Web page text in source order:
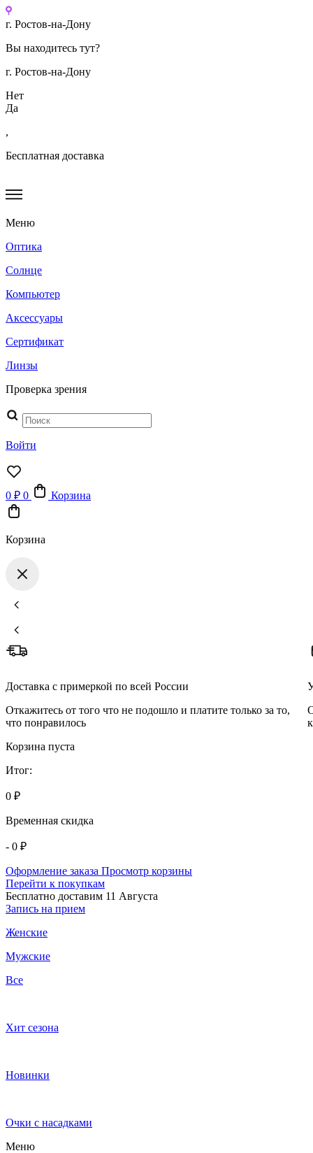
Перейти
к
г. Ростов-на-Дону
Вы находитесь тут?
г. Ростов-на-Дону
Нет
Да
,
Бесплатная доставка
Меню
Оптика
Солнце
Компьютер
Аксессуары
Сертификат
Линзы
Проверка зрения
Поиск
товаров
Войти
0 ₽ 0 Корзина
Корзина
Доставка с примеркой по всей России
Откажитесь от того что не подошло и платите только за то,
что понравилось
Корзина пуста
Итог:
0 ₽
Временная скидка
- 0 ₽
Оформление заказа Просмотр корзины
Перейти к покупкам
Бесплатно доставим 11 Августа
Запись на прием
Женские
Мужские
Все
Хит сезона
Новинки
Очки с насадками
Меню